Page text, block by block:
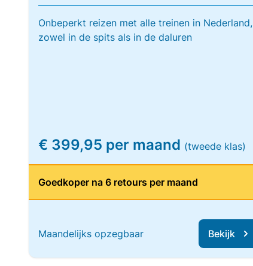
Onbeperkt reizen met alle treinen in Nederland,
zowel in de spits als in de daluren
€ 399,95 per maand (tweede klas)
Goedkoper na 6 retours per maand
Maandelijks opzegbaar Bekijk